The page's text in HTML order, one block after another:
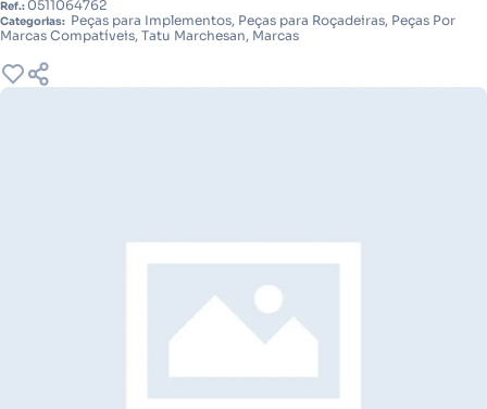
Ref.: 0511064762
Categorias: Peças para Implementos, Peças para Roçadeiras, Peças Por
Marcas Compatíveis, Tatu Marchesan, Marcas